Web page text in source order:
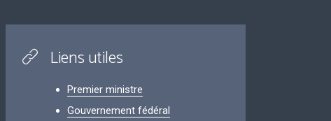
Liens utiles
Premier ministre
Gouvernement fédéral